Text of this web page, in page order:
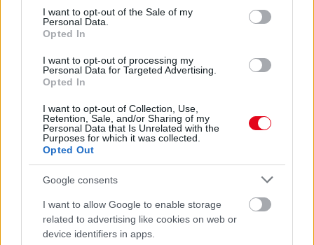
consent section.
I want to opt-out of the Sale of my
Personal Data.
Opted In
I want to opt-out of processing my
Personal Data for Targeted Advertising.
Opted In
I want to opt-out of Collection, Use,
Retention, Sale, and/or Sharing of my
Personal Data that Is Unrelated with the
Purposes for which it was collected.
Opted Out
Google consents
I want to allow Google to enable storage
related to advertising like cookies on web or
device identifiers in apps.
08. 02.
SOKAN ROSSZUL TÁROLJÁK A GYÓGYSZEREIKET –
EMIATT CSÖKKENHET A HATÁSUK
Érdemes odafigyelni rá
08. 01.
EGYRE TÖBB FIATALNÁL JELENTKEZIK EZ A
Erre figyelj!
07. 31.
NEM A CITROMSAV, AZ ECET VAGY A
SZÓDABIKARBÓNA A LEGERŐSEBB: EZT HASZNÁLJÁK A
SZÁLLODÁKBAN A VÍZKŐ ELLEN
Ez a szer tényleg eltünteti a vízkövet
07. 31.
HAGYD A SÓT: EGY CSIPET EBBŐL A FŐZŐVÍZBE,
ÉS SOKKAL FINOMABB LESZ A FŐTT KRUMPLI
Titkos hozzávaló